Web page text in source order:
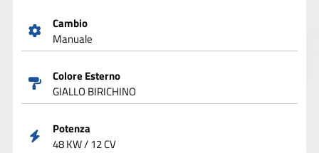
Cambio
Manuale
Colore Esterno
GIALLO BIRICHINO
Potenza
48 KW / 12 CV